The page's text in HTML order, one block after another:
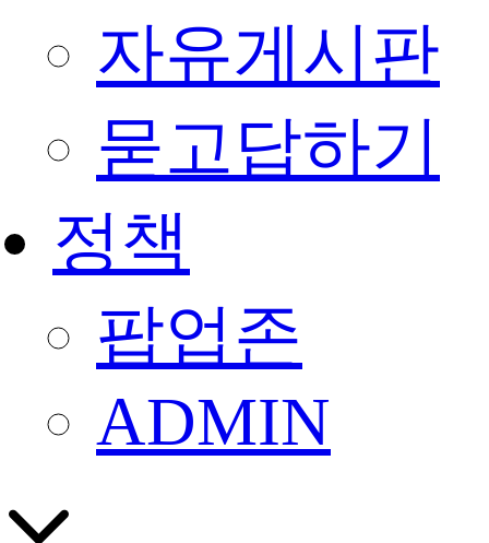
자유게시판
묻고답하기
정책
팝업존
ADMIN